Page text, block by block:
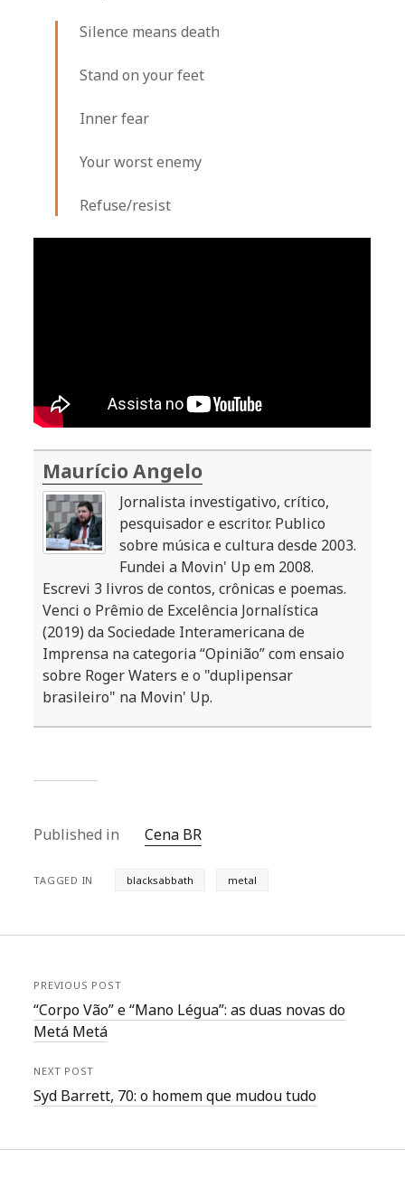
Silence means death
Stand on your feet
Inner fear
Your worst enemy
Refuse/resist
Maurício Angelo
Jornalista investigativo, crítico,
pesquisador e escritor. Publico
sobre música e cultura desde 2003.
Fundei a Movin' Up em 2008.
Escrevi 3 livros de contos, crônicas e poemas.
Venci o Prêmio de Excelência Jornalística
(2019) da Sociedade Interamericana de
Imprensa na categoria “Opinião” com ensaio
sobre Roger Waters e o "duplipensar
brasileiro" na Movin' Up.
Published in Cena BR
TAGGED IN blacksabbath metal
PREVIOUS POST
“Corpo Vão” e “Mano Légua”: as duas novas do
Metá Metá
NEXT POST
Syd Barrett, 70: o homem que mudou tudo